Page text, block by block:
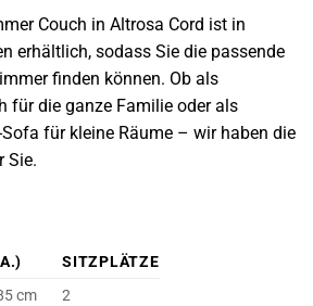
Couch in Altrosa Cord ist in
erhältlich, sodass Sie die passende
finden können. Ob als
für die ganze Familie oder als
für kleine Räume – wir haben die
Sie.
SITZPLÄTZE
cm 2